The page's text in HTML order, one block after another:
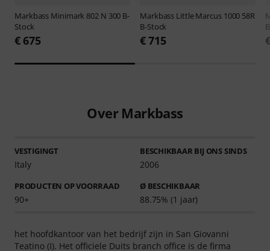
Markbass Minimark 802 N 300 B-
Stock
€ 675
Markbass Little Marcus 1000 58R
B-Stock
€ 715
Over Markbass
VESTIGINGT
Italy
BESCHIKBAAR BIJ ONS SINDS
2006
PRODUCTEN OP VOORRAAD
90+
Ø BESCHIKBAAR
88.75% (1 jaar)
het hoofdkantoor van het bedrijf zijn in San Giovanni
Teatino (I). Het officiele Duits branch office is de firma